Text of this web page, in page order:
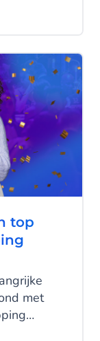
alle
de
top
met